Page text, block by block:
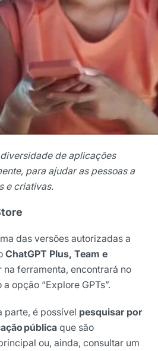
de aplicações
para ajudar as pessoas a
e criativas.
das versões autorizadas a
ChatGPT Plus, Team e
na ferramenta, encontrará no
opção “Explore GPTs”.
parte, é possível pesquisar por
pública que são
ou, ainda, consultar um